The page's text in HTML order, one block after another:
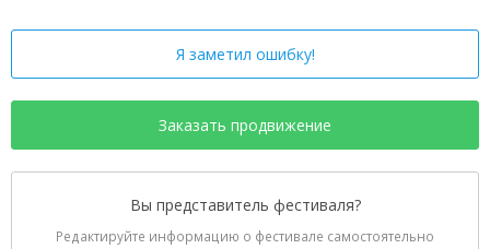
Я заметил ошибку!
Заказать продвижение
Вы представитель фестиваля?
Редактируйте информацию о фестивале самостоятельно